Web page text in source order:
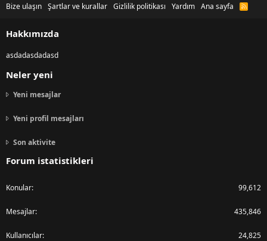
Bize ulaşın Şartlar ve kurallar Gizlilik politikası Yardım Ana sayfa
R
S
Hakkımızda
asdadasdadasd
Neler yeni
Yeni mesajlar
Yeni profil mesajları
Son aktivite
Forum istatistikleri
Konular 99,612
Mesajlar 435,846
Kullanıcılar 24,825